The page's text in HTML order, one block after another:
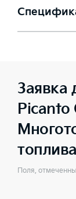
Заявка
Picanto
топлива
Поля,